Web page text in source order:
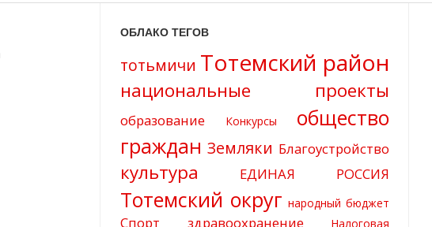
ОБЛАКО ТЕГОВ
тотьмичи Тотемский район
национальные проекты
образование Конкурсы
общество
граждан Земляки Благоустройство
культура ЕДИНАЯ РОССИЯ
Тотемский округ народный бюджет
Спорт здравоохранение Налоговая